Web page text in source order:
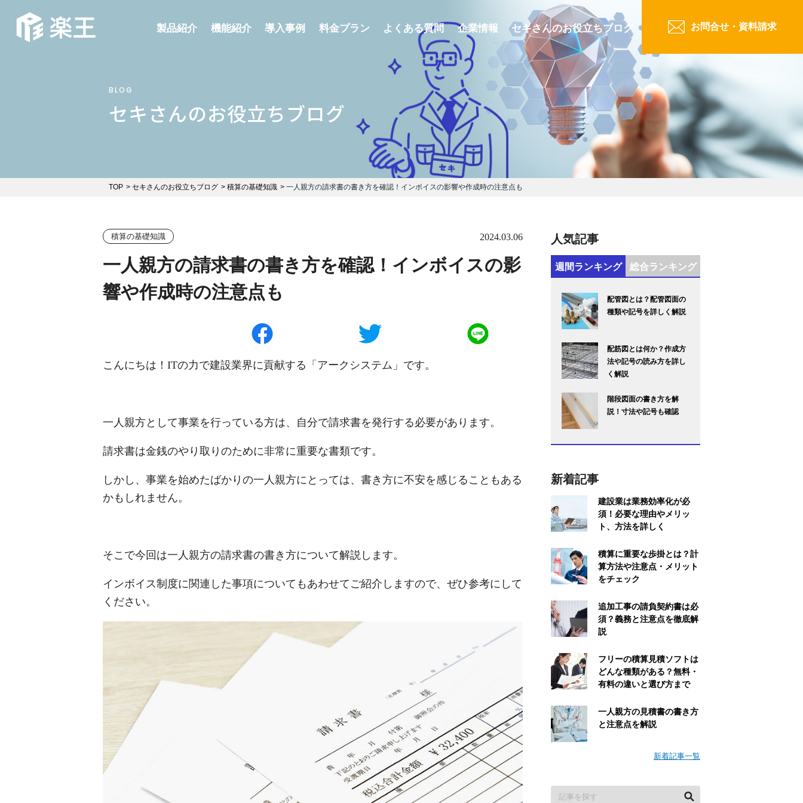
製品紹介 機能紹介 導入事例 料金プラン よくある質問 企業情報 セキさんのお役立ちブログ お問合せ・資料請求
BLOG
セキさんのお役立ちブログ
TOP セキさんのお役立ちブログ 積算の基礎知識 一人親方の請求書の書き方を確認！インボイスの影響や作成時の注意点も
積算の基礎知識 2024.03.06
一人親方の請求書の書き方を確認！インボイスの影
響や作成時の注意点も
こんにちは！ITの力で建設業界に貢献する「アークシステム」です。
一人親方として事業を行っている方は、自分で請求書を発行する必要があります。
請求書は金銭のやり取りのために非常に重要な書類です。
しかし、事業を始めたばかりの一人親方にとっては、書き方に不安を感じることもある
かもしれません。
そこで今回は一人親方の請求書の書き方について解説します。
インボイス制度に関連した事項についてもあわせてご紹介しますので、ぜひ参考にして
ください。
人気記事
週間ランキング 総合ランキング
配管図とは？配管図面の
種類や記号を詳しく解説
配筋図とは何か？作成方
法や記号の読み方を詳し
く解説
階段図面の書き方を解
説！寸法や記号も確認
新着記事
建設業は業務効率化が必
須！必要な理由やメリッ
ト、方法を詳しく
積算に重要な歩掛とは？計
算方法や注意点・メリット
をチェック
追加工事の請負契約書は必
須？義務と注意点を徹底解
説
フリーの積算見積ソフトは
どんな種類がある？無料・
有料の違いと選び方まで
一人親方の見積書の書き方
と注意点を解説
新着記事一覧